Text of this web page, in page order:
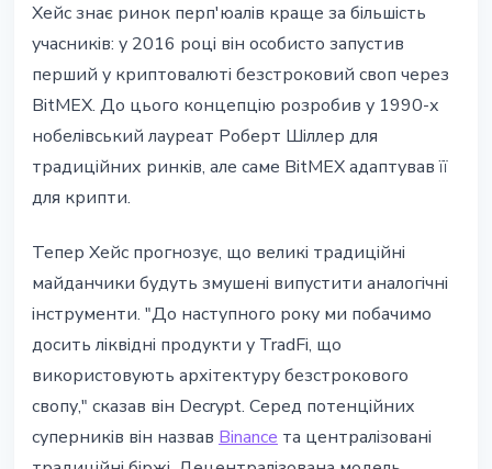
Хейс знає ринок перп'юалів краще за більшість
учасників: у 2016 році він особисто запустив
перший у криптовалюті безстроковий своп через
BitMEX. До цього концепцію розробив у 1990-х
нобелівський лауреат Роберт Шіллер для
традиційних ринків, але саме BitMEX адаптував її
для крипти.
Тепер Хейс прогнозує, що великі традиційні
майданчики будуть змушені випустити аналогічні
інструменти. "До наступного року ми побачимо
досить ліквідні продукти у TradFi, що
використовують архітектуру безстрокового
свопу," сказав він Decrypt. Серед потенційних
суперників він назвав Binance та централізовані